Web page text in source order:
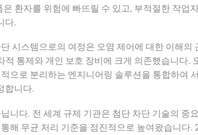
환자를 위험에 빠뜨릴 수 있고, 부적절한 작업
다.
시스템으로의 여정은 오염 제어에 대한 이해의
적 통제와 개인 보호 장비에 크게 의존했습니다.
으로 분리하는 엔지니어링 솔루션을 통합하여
합니다.
니다. 전 세계 규제 기관은 첨단 차단 기술의 중
해 무균 처리 기준을 점진적으로 높여왔습니다.